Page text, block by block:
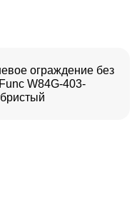
ограждение без
W84G-403-